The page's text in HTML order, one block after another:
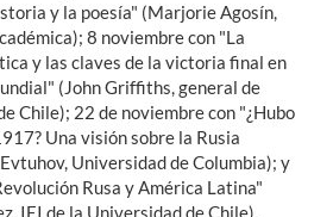
y la poesía" (Marjorie Agosín,
8 noviembre con "La
y las claves de la victoria final en
(John Griffiths, general de
Chile); 22 de noviembre con "¿Hubo
Una visión sobre la Rusia
Universidad de Columbia); y
Rusa y América Latina"
IEI de la Universidad de Chile).